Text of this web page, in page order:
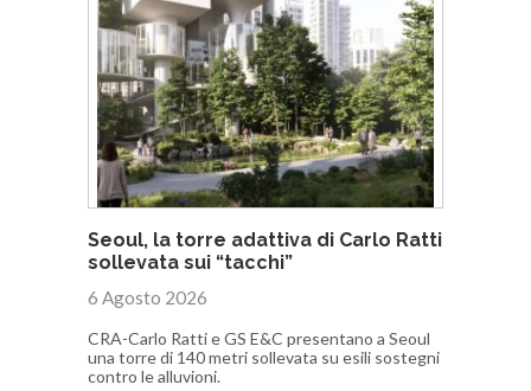
Seoul, la torre adattiva di Carlo Ratti
sollevata sui “tacchi”
6 Agosto 2026
CRA-Carlo Ratti e GS E&C presentano a Seoul
una torre di 140 metri sollevata su esili sostegni
contro le alluvioni.